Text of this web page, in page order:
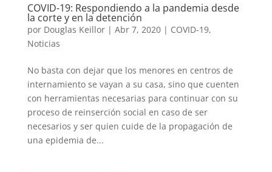
COVID-19: Respondiendo a la pandemia desde
la corte y en la detención
por Douglas Keillor| Abr 7, 2020| COVID-19,
Noticias
No basta con dejar que los menores en centros de
internamiento se vayan a su casa, sino que cuenten
con herramientas necesarias para continuar con su
proceso de reinserción social en caso de ser
necesarios y ser quien cuide de la propagación de
una epidemia de...